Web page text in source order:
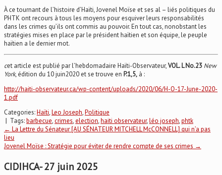
À ce tournant de l’histoire d’Haïti, Jovenel Moïse et ses al – liés politiques du
PHTK ont recours à tous les moyens pour esquiver leurs responsabilités
dans les crimes qu’ils ont commis au pouvoir. En tout cas, nonobstant les
stratégies mises en place par le président haïtien et son équipe, le peuple
haïtien a le dernier mot.
cet article est publié par l’hebdomadaire Haïti-Observateur,VOL. L No.23 New
York, édition du 10 juin2020 et se trouve en P.1,5, à :
http://haiti-observateur.ca/wp-content/uploads/2020/06/H-O-17-June-2020-
1.pdf
Categories:Haïti,Leo Joseph,Politique
| Tags:barbecue,crimes,election,haiti observateur,léo joseph,phtk
Post
navigation
← La Lettre du Sénateur [AU SÉNATEUR MITCHELL McCONNELL] qui n’a pas
lieu
Jovenel Moïse : Stratégie pour éviter de rendre compte de ses crimes →
CIDIHCA- 27 juin 2025